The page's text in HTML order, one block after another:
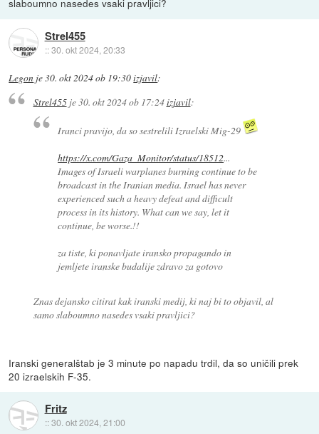
slaboumno nasedes vsaki pravljici?
Strel455
::30. okt 2024, 20:33
Legon je30. okt 2024 ob 19:30izjavil:
Strel455je30. okt 2024 ob 17:24izjavil:
Iranci pravijo, da so sestrelili Izraelski Mig-29
https://x.com/Gaza_Monitor/status/18512...
Images of Israeli warplanes burning continue to be
broadcast in the Iranian media. Israel has never
experienced such a heavy defeat and difficult
process in its history. What can we say, let it
continue, be worse.!!
za tiste, ki ponavljate iransko propagando in
jemljete iranske budalije zdravo za gotovo
Znas dejansko citirat kak iranski medij, ki naj bi to objavil, al
samo slaboumno nasedes vsaki pravljici?
Iranski generalštab je 3 minute po napadu trdil, da so uničili prek
20 izraelskih F-35.
Fritz
::30. okt 2024, 21:00